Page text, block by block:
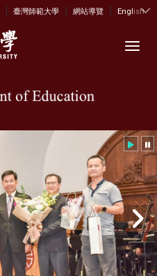
| 臺灣師範大學 | 網站導覽 | English